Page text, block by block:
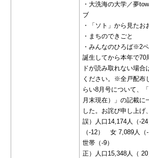
・大洗海の大学／夢
ブ
・「ソト」から見たお
・まちのできごと
・みんなのひろば※2ペ
誕生してから本年で70
ドが読み取れない場合
ください。
※全戸配布
らい8月号について、
月末現在）」の記載に
した。お詫び申し上げ
誤）人口14,174人（-
（-12） 女 7,089人（
世帯（-9）
正）人口15,348人（